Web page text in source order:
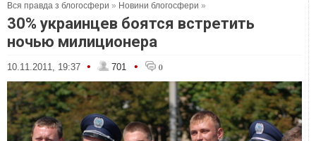
Вся правда з блогосфери » Новини блогосфери »
30% украинцев боятся встретить
ночью милиционера
10.11.2011, 19:37 • 701 • 0